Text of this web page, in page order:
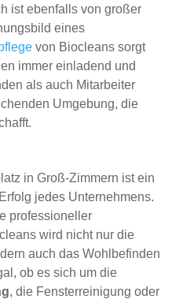
ist ebenfalls von großer
eines
von Biocleans sorgt
immer einladend und
als auch Mitarbeiter
Umgebung, die
in Groß-Zimmern ist ein
jedes Unternehmens.
professioneller
wird nicht nur die
auch das Wohlbefinden
ob es sich um die
, die Fensterreinigung oder